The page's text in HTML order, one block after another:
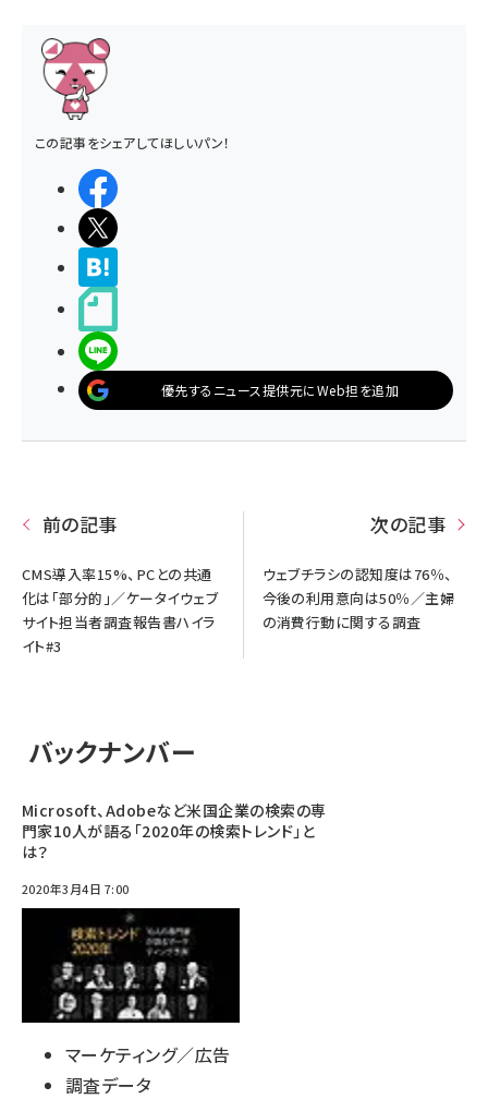
この記事をシェアしてほしいパン！
優先するニュース提供元にWeb担を追加
前の記事
CMS導入率15%、PCとの共通
化は「部分的」／ケータイウェブ
サイト担当者調査報告書ハイラ
イト#3
次の記事
ウェブチラシの認知度は76％、
今後の利用意向は50％／主婦
の消費行動に関する調査
バックナンバー
Microsoft、Adobeなど米国企業の検索の専
門家10人が語る「2020年の検索トレンド」と
は？
2020年3月4日 7:00
マーケティング／広告
調査データ